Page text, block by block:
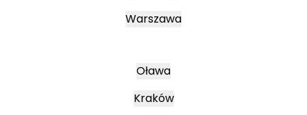
Warszawa
Oława
Kraków